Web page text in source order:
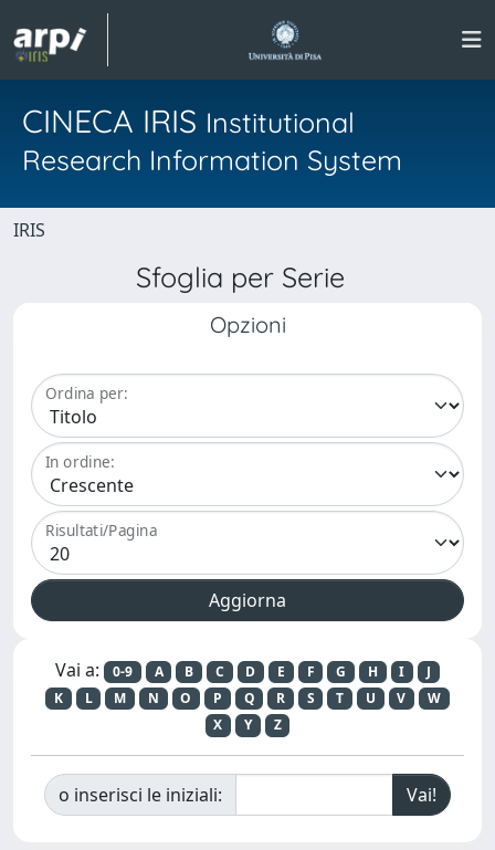
CINECA IRIS Institutional
Research Information System
IRIS
Sfoglia per Serie
Opzioni
Ordina per:
In ordine:
Risultati/Pagina
Vai a: 0-9 A B C D E F G H I
J
K
L M N O P Q R S T U V
W
X
Y Z
o inserisci le iniziali: